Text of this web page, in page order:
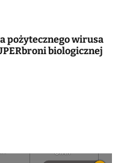
pożytecznego wirusa
biologicznej